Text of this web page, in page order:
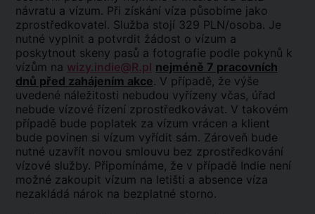
návratu a vízum. Při získání víza působíme jako
zprostředkovatel. Služba stojí 329 PLN/osoba. Je
nutné vyplnit a potvrdit žádost o vízum a
poskytnout skeny pasů a fotografie podle pokynů k
vízům na wizy.indie@R.pl nejméně 7 pracovních
dnů před zahájením akce. V případě, že výše
uvedené náležitosti nebudou vyřízeny včas, úřad
nebude vízové řízení zprostředkovávat. V takovém
případě bude poplatek za vízum vrácen a klient
bude povinen si vízum vyřídit sám. Zároveň bude
nutné uzavřít novou smlouvu bez zprostředkování
vízové služby. Připomínáme, že v případě Indie není
možné zakoupit vízum na letišti a absence víza
nezakládá nárok na bezplatné storno.